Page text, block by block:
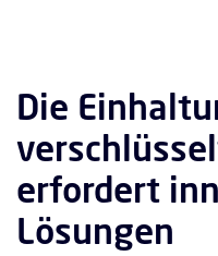
Die
erfordert
Lösungen